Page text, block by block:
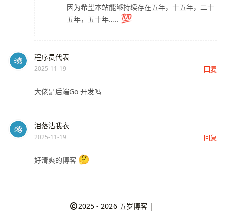
因为希望本站能够持续存在五年，十五年，二十
五年，五十年…..
程序员代表
2025-11-19 回复
大佬是后端Go 开发吗
泪落沾我衣
2025-11-19 回复
好清爽的博客
2025 - 2026 五岁博客 |